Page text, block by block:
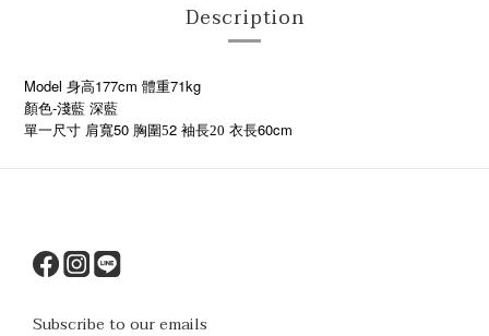
Description
Model 身高177cm 體重71kg
顏色-淺藍 深藍
單一尺寸 肩寬50 胸圍52 袖長20 衣長60cm
Subscribe to our emails